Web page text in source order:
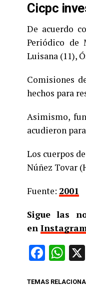
Cicpc
De acuerdo
Periódico de
Luisana (11),
Comisiones
hechos para
Asimismo,
acudieron
Los cuerpos
Núñez Tovar
Fuente: 2001
Sigue las
en
TEMAS